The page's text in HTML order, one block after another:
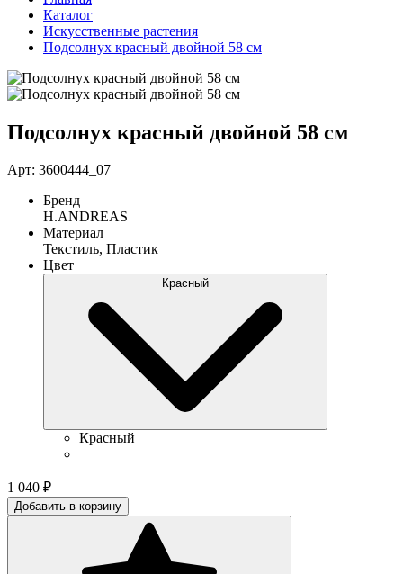
Каталог
Искусственные растения
Подсолнух красный двойной 58 см
Подсолнух красный двойной 58 см
Арт: 3600444_07
Бренд
H.ANDREAS
Материал
Текстиль, Пластик
Цвет
Красный
Красный
1 040 ₽
Добавить в корзину